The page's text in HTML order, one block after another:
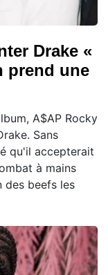
Drake «
prend une
A$AP Rocky
Sans
qu'il accepterait
à mains
des beefs les